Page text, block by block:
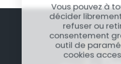
Vous pouvez à
décider
refuser ou
consentement
outil de
cookies